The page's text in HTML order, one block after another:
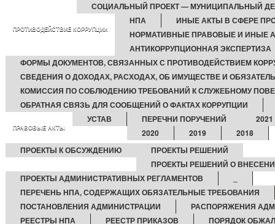
СОЦИАЛЬНЫЙ ПРОЕКТ — МУНИЦИПАЛЬНЫЙ
ПРОТИВОДЕЙСТВИЕ КОРРУПЦИИ
НПА
ИНЫЕ АКТЫ В СФЕРЕ
НОРМАТИВНЫЕ ПРАВОВЫЕ И ИНЫЕ
АНТИКОРРУПЦИОННАЯ ЭКСПЕРТИЗА
ФОРМЫ ДОКУМЕНТОВ, СВЯЗАННЫХ С ПРОТИВОДЕЙСТВИЕМ
СВЕДЕНИЯ О ДОХОДАХ, РАСХОДАХ, ОБ ИМУЩЕСТВЕ И
КОМИССИЯ ПО СОБЛЮДЕНИЮ ТРЕБОВАНИЙ К СЛУЖЕБНОМУ
ОБРАТНАЯ СВЯЗЬ ДЛЯ СООБЩЕНИЙ О ФАКТАХ КОРРУПЦИИ
ПРАВОВЫЕ АКТЫ
УСТАВ ПЕРЕЧНИ ПОРУЧЕНИЙ
2021
2020
2019
2018
ПРОЕКТЫ К ОБСУЖДЕНИЮ
ПРОЕКТЫ РЕШЕНИЙ
ПРОЕКТЫ РЕШЕНИЙ О
ПРОЕКТЫ АДМИНИСТРАТИВНЫХ РЕГЛАМЕНТОВ
ПЕРЕЧЕНЬ НПА, СОДЕРЖАЩИХ ОБЯЗАТЕЛЬНЫЕ ТРЕБОВАНИЯ
ПОСТАНОВЛЕНИЯ АДМИНИСТРАЦИИ
РАСПОРЯЖЕНИЯ
РЕЕСТРЫ НПА
РЕЕСТР ПРИКАЗОВ
ПОРЯДОК